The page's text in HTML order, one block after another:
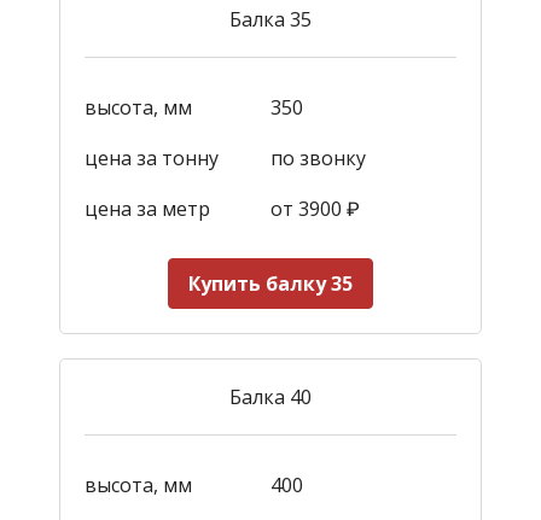
Балка 35
высота, мм
350
цена за тонну
по звонку
цена за метр
от 3900 ₽
Купить балку 35
Балка 40
высота, мм 400